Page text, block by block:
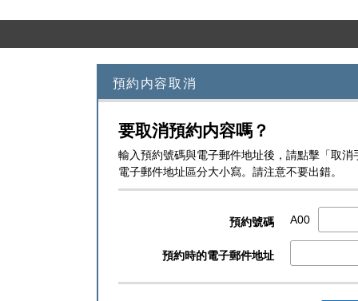
預約内容取消
要取消預約内容嗎？
輸入預約號碼與電子郵件地址後，請點擊「取消
電子郵件地址區分大小寫。請注意不要出錯。
預約號碼 A00
預約時的電子郵件地址